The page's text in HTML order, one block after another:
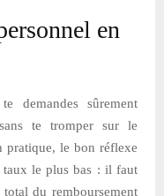
en
demandes sûrement
te tromper sur le
pratique, le bon réflexe
taux le plus bas : il faut
du remboursement